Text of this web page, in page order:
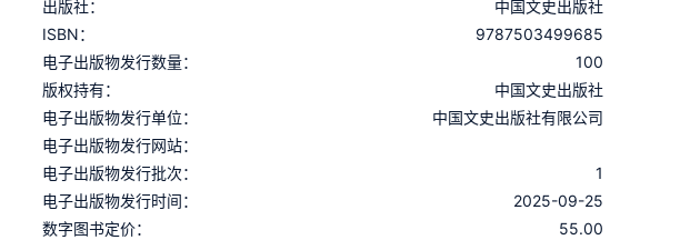
出版社：
中国文史出版社
ISBN：
9787503499685
电子出版物发行数量：
100
版权持有：
中国文史出版社
电子出版物发行单位：
中国文史出版社有限公司
电子出版物发行网站：
电子出版物发行批次：
1
电子出版物发行时间：
2025-09-25
数字图书定价：
55.00